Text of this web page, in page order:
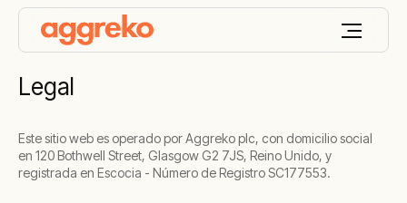
Legal
Este sitio web es operado por Aggreko plc, con domicilio social
en 120 Bothwell Street, Glasgow G2 7JS, Reino Unido, y
registrada en Escocia - Número de Registro SC177553.